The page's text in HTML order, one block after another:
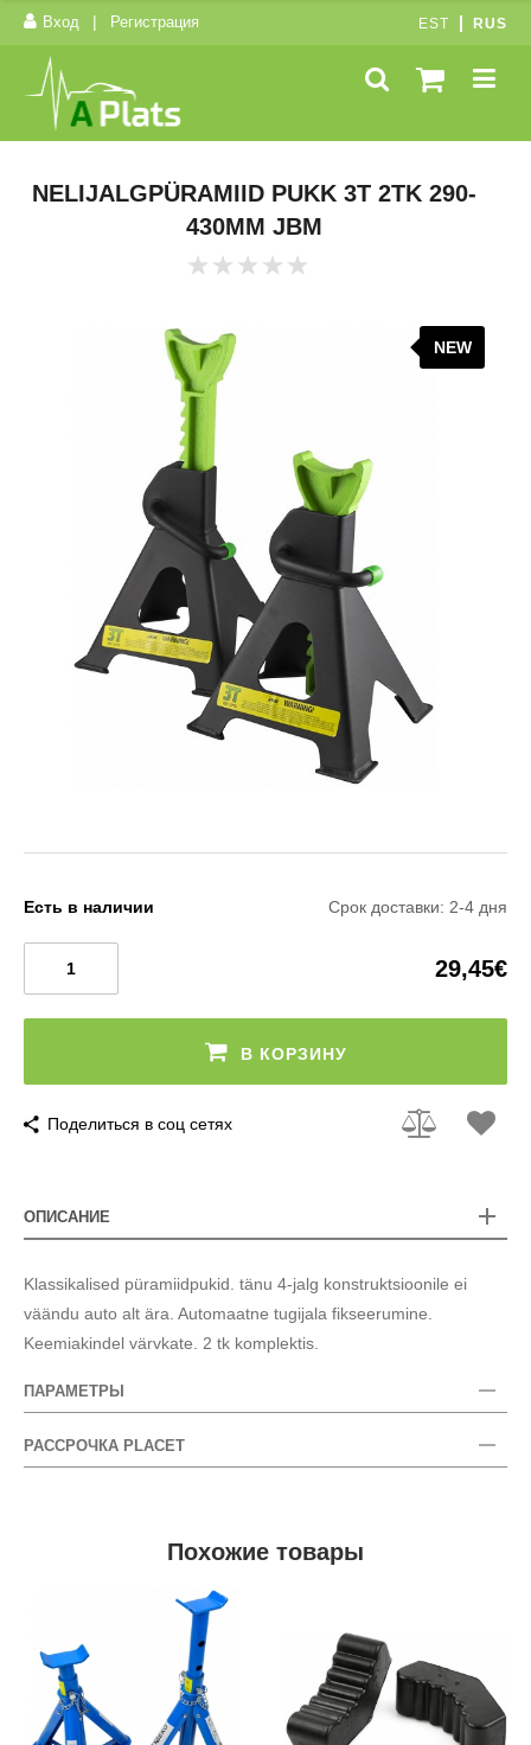
Вход | Регистрация EST RUS
NELIJALGPÜRAMIID PUKK 3T 2TK 290-
430MM JBM
NEW
Есть в наличии Срок доставки: 2-4 дня
29,45€
В КОРЗИНУ
Поделиться в соц сетях
ОПИСАНИЕ
Klassikalised püramiidpukid. tänu 4-jalg konstruktsioonile ei
väändu auto alt ära. Automaatne tugijala fikseerumine.
Keemiakindel värvkate. 2 tk komplektis.
ПАРАМЕТРЫ
РАССРОЧКА PLACET
Похожие товары